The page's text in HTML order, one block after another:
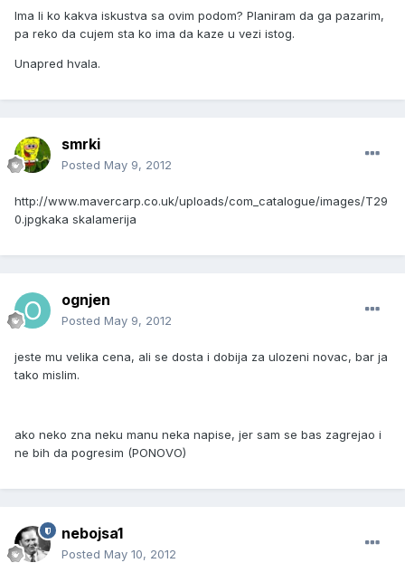
Ima li ko kakva iskustva sa ovim podom? Planiram da ga pazarim,
pa reko da cujem sta ko ima da kaze u vezi istog.
Unapred hvala.
smrki
Posted May 9, 2012
http://www.mavercarp.co.uk/uploads/com_catalogue/images/T29
0.jpgkaka skalamerija
ognjen
Posted May 9, 2012
jeste mu velika cena, ali se dosta i dobija za ulozeni novac, bar ja
tako mislim.
ako neko zna neku manu neka napise, jer sam se bas zagrejao i
ne bih da pogresim (PONOVO)
nebojsa1
Posted May 10, 2012